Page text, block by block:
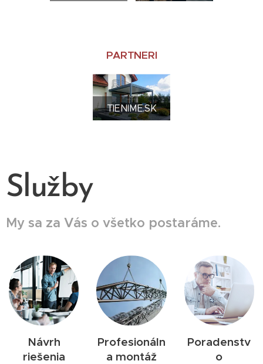
PARTNERI
TIENIME.SK
Služby
My sa za Vás o všetko postaráme.
Návrh
riešenia
Profesionáln
a montáž
Poradenstv
o